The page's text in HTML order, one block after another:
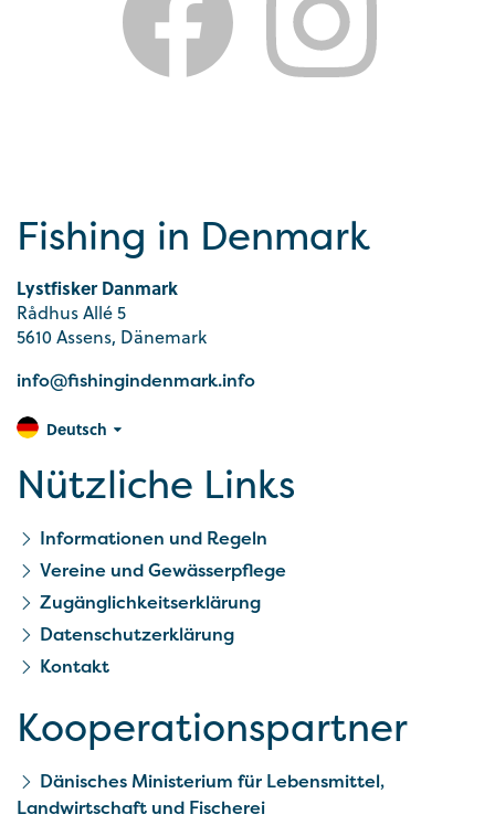
Fishing in Denmark
Lystfisker Danmark
Rådhus Allé 5
5610 Assens, Dänemark
info@fishingindenmark.info
Deutsch
Nützliche Links
Informationen und Regeln
Vereine und Gewässerpflege
Zugänglichkeitserklärung
Datenschutzerklärung
Kontakt
Kooperationspartner
Dänisches Ministerium für Lebensmittel,
Landwirtschaft und Fischerei